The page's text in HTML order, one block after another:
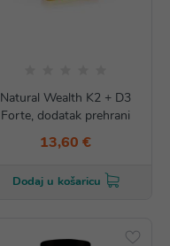
Natural Wealth K2 + D3
Forte, dodatak prehrani
13,60 €
Dodaj u košaricu